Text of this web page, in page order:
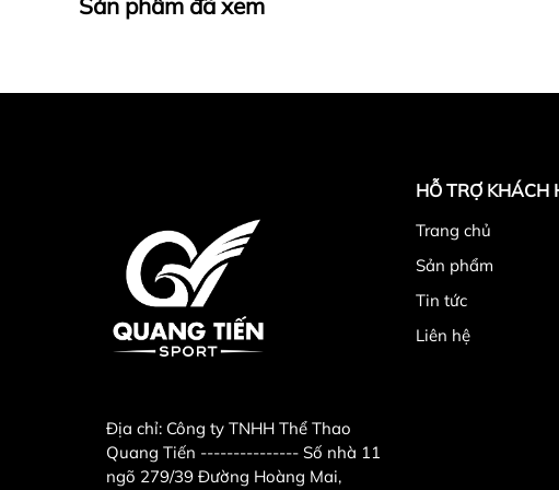
Bạn có thể thực hiện cài đặt và thay đổi chức năng
Điều chỉnh góc gió thổi theo phương thẳng đứng
Góc quay đầu quạt trái – phải: 87 độ.
Địa chỉ: Công ty TNHH Thể Thao
Quang Tiến --------------- Số nhà 11
ngõ 279/39 Đường Hoàng Mai,
HỖ TRỢ KHÁCH
Trang chủ
Sản phẩm
Tin tức
Liên hệ